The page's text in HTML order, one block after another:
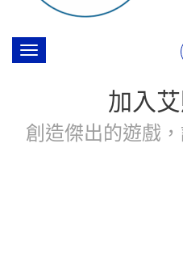
Toggle
navigation
加入
創造傑出的遊戲